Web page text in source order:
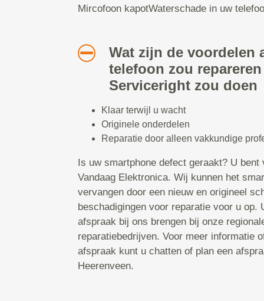
Mircofoon kapotWaterschade in uw
Wat zijn de voordelen
telefoon zou
Serviceright zou doen
Klaar terwijl u wacht
Originele onderdelen
Reparatie door alleen vakkundige
Is uw smartphone defect geraakt? U bent
Vandaag Elektronica. Wij kunnen het
vervangen door een nieuw en origineel
beschadigingen voor reparatie voor u op.
afspraak bij ons brengen bij onze
reparatiebedrijven. Voor meer informatie
afspraak kunt u chatten of plan een
Heerenveen.